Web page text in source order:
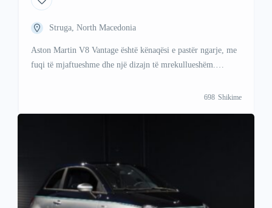
Struga, North Macedonia
Aston Martin V8 Vantage është kënaqësi e pastër ngarje, me
fuqi të mjaftueshme dhe një dizajn të mrekullueshëm.
698 Shikime